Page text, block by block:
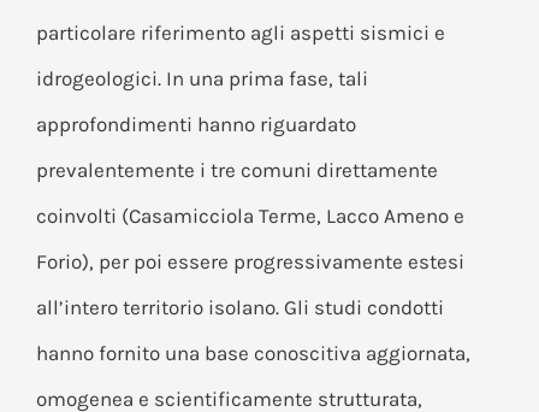
particolare riferimento agli aspetti sismici e
idrogeologici. In una prima fase, tali
approfondimenti hanno riguardato
prevalentemente i tre comuni direttamente
coinvolti (Casamicciola Terme, Lacco Ameno e
Forio), per poi essere progressivamente estesi
all’intero territorio isolano. Gli studi condotti
hanno fornito una base conoscitiva aggiornata,
omogenea e scientificamente strutturata,